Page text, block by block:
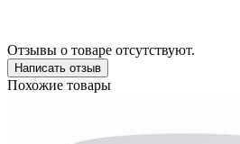
Отзывы о товаре отсутствуют.
Написать отзыв
Похожие товары